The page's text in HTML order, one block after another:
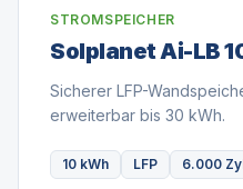
STROMSPEICHER
Solplanet Ai-LB
Sicherer LFP-
erweiterbar bis 30 kWh.
10 kWh LFP 6.000